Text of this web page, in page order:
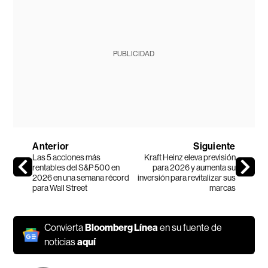
PUBLICIDAD
Anterior
Las 5 acciones más
rentables del S&P 500 en
2026 en una semana récord
para Wall Street
Siguiente
Kraft Heinz eleva previsión
para 2026 y aumenta su
inversión para revitalizar sus
marcas
ConviertaBloomberg Línea en su fuente de
noticiasaquí